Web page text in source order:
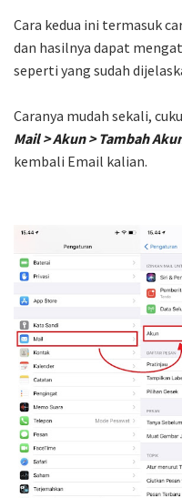
Cara kedua ini termasuk
dan hasilnya dapat
seperti yang sudah
Caranya mudah sekali,
Mail > Akun > Tambah
kembali Email kalian.